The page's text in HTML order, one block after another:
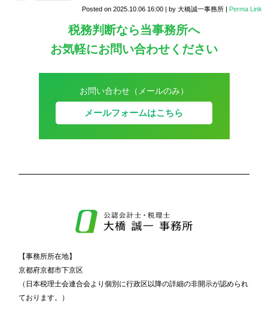
Posted on 2025.10.06 16:00 by 大橋誠一事務所 Perma Link
税務判断なら当事務所へ
お気軽にお問い合わせください
お問い合わせ（メールのみ）
メールフォームはこちら
【事務所所在地】
京都府京都市下京区
（日本税理士会連合会より個別に行政区以降の詳細の非開示が認められ
ております。）